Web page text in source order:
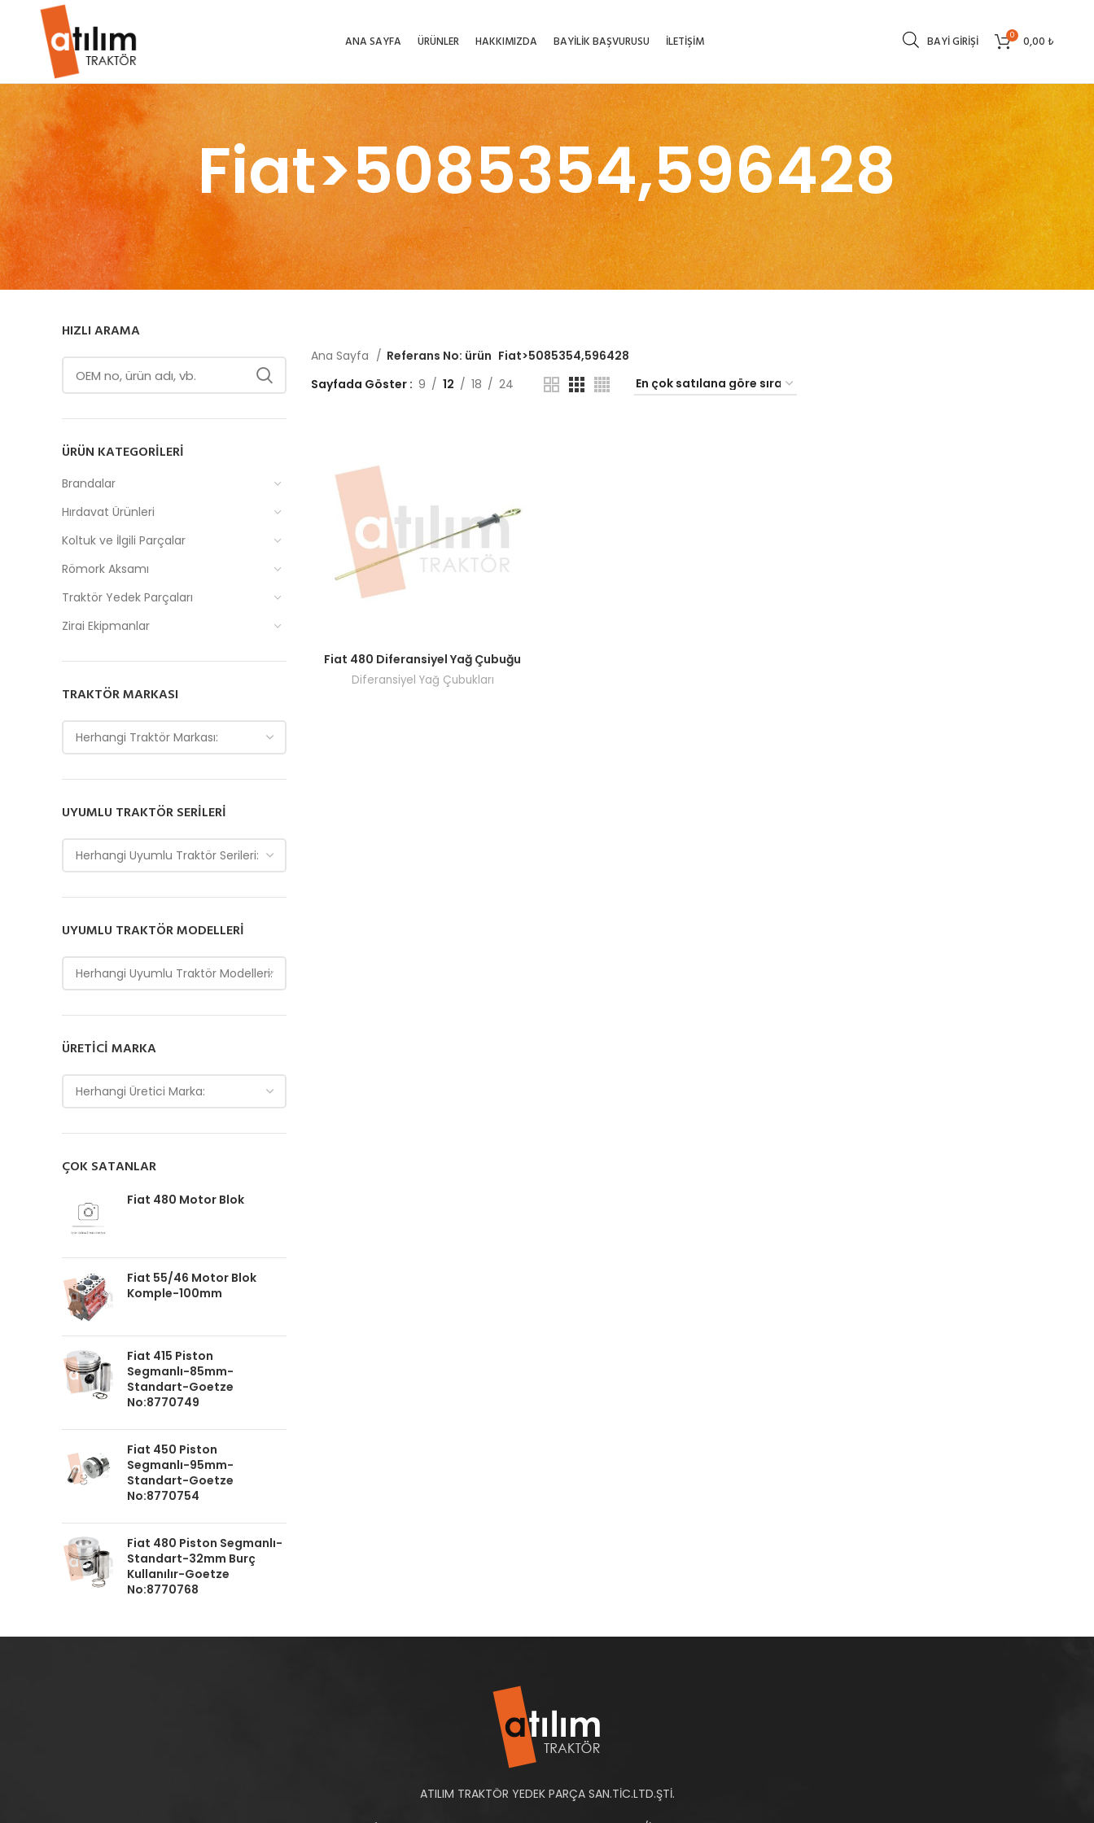
ANA SAYFA ÜRÜNLER HAKKIMIZDA BAYİLİK BAŞVURUSU İLETİŞİM BAYI GIRIŞI 0 0,00₺
Fiat>5085354,596428
HIZLI ARAMA
ÜRÜN KATEGORILERI
Brandalar
Hırdavat Ürünleri
Koltuk ve İlgili Parçalar
Römork Aksamı
Traktör Yedek Parçaları
Zirai Ekipmanlar
TRAKTÖR MARKASI
Herhangi Traktör Markası:
UYUMLU TRAKTÖR SERILERI
Herhangi Uyumlu Traktör Serileri:
UYUMLU TRAKTÖR MODELLERI
Herhangi Uyumlu Traktör Modelleri:
ÜRETICI MARKA
Herhangi Üretici Marka:
ÇOK SATANLAR
Fiat 480 Motor Blok
Fiat 55/46 Motor Blok
Komple-100mm
Fiat 415 Piston
Segmanlı-85mm-
Standart-Goetze
No:8770749
Fiat 450 Piston
Segmanlı-95mm-
Standart-Goetze
No:8770754
Fiat 480 Piston Segmanlı-
Standart-32mm Burç
Kullanılır-Goetze
No:8770768
Ana Sayfa Referans No: ürün Fiat>5085354,596428
Sayfada Göster
9 12 18 24
Fiyatları görmek için bayi girişi yapın.
Fiat 480 Diferansiyel Yağ Çubuğu
Diferansiyel Yağ Çubukları
ATILIM TRAKTÖR YEDEK PARÇA SAN.TİC.LTD.ŞTİ.